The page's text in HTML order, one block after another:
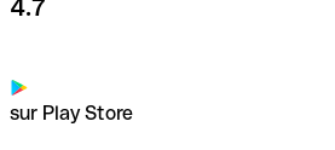
4.7
sur Play Store